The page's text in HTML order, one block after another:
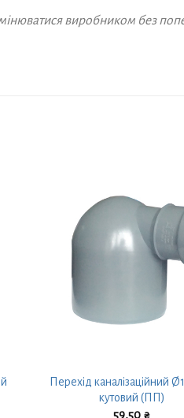
виробником без
Перехід каналізаційний
кутовий (ПП)
59,50 ₴